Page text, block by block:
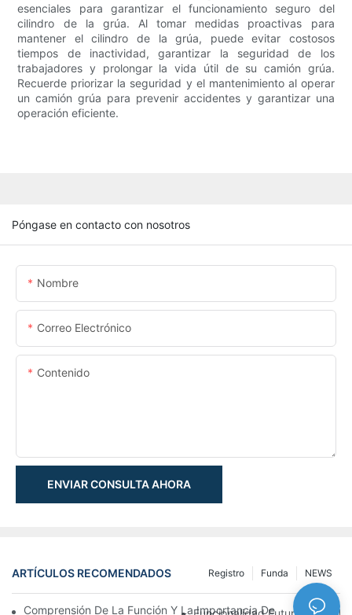
esenciales para garantizar el funcionamiento seguro del
cilindro de la grúa. Al tomar medidas proactivas para
mantener el cilindro de la grúa, puede evitar costosos
tiempos de inactividad, garantizar la seguridad de los
trabajadores y prolongar la vida útil de su camión grúa.
Recuerde priorizar la seguridad y el mantenimiento al operar
un camión grúa para prevenir accidentes y garantizar una
operación eficiente.
Póngase en contacto con nosotros
Nombre
Correo Electrónico
Contenido
ENVIAR CONSULTA AHORA
ARTÍCULOS RECOMENDADOS NEWS
Funda
Registro
Comprensión De La Función Y La Importancia De Los Cilindros